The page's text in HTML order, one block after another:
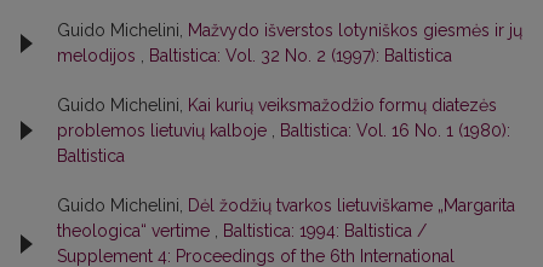
Guido Michelini,
Mažvydo išverstos lotyniškos giesmės ir jų
melodijos
Baltistica: Vol. 32 No. 2 (1997): Baltistica
Guido Michelini,
Kai kurių veiksmažodžio formų diatezės
problemos lietuvių kalboje
Baltistica: Vol. 16 No. 1 (1980):
Baltistica
Guido Michelini,
Dėl žodžių tvarkos lietuviškame „Margarita
theologica“ vertime
Baltistica: 1994: Baltistica /
Supplement 4: Proceedings of the 6th International